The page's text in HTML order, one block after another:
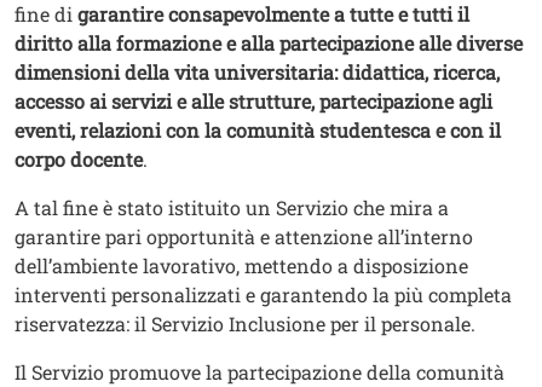
fine di garantire consapevolmente a tutte e tutti il
diritto alla formazione e alla partecipazione alle diverse
dimensioni della vita universitaria: didattica, ricerca,
accesso ai servizi e alle strutture, partecipazione agli
eventi, relazioni con la comunità studentesca e con il
corpo docente.
A tal fine è stato istituito un Servizio che mira a
garantire pari opportunità e attenzione all’interno
dell’ambiente lavorativo, mettendo a disposizione
interventi personalizzati e garantendo la più completa
riservatezza: il Servizio Inclusione per il personale.
Il Servizio promuove la partecipazione della comunità